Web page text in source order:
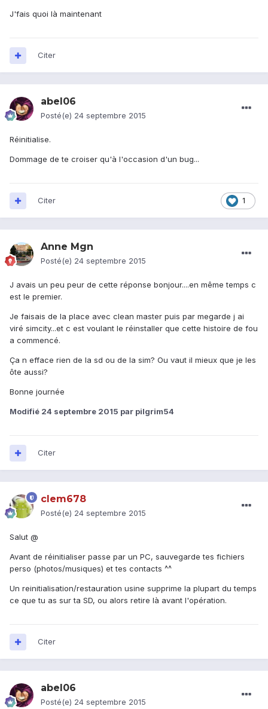
J'fais quoi là maintenant
Citer
abel06
Posté(e) 24 septembre 2015
Réinitialise.
Dommage de te croiser qu'à l'occasion d'un bug...
1
Citer
Anne Mgn
Posté(e) 24 septembre 2015
J avais un peu peur de cette réponse bonjour....en même temps c
est le premier.
Je faisais de la place avec clean master puis par megarde j ai
viré simcity...et c est voulant le réinstaller que cette histoire de fou
a commencé.
Ça n efface rien de la sd ou de la sim? Ou vaut il mieux que je les
ôte aussi?
Bonne journée
Modifié 24 septembre 2015 par pilgrim54
Citer
clem678
Posté(e) 24 septembre 2015
Salut @
Avant de réinitialiser passe par un PC, sauvegarde tes fichiers
perso (photos/musiques) et tes contacts ^^
Un reinitialisation/restauration usine supprime la plupart du temps
ce que tu as sur ta SD, ou alors retire là avant l'opération.
Citer
abel06
Posté(e) 24 septembre 2015